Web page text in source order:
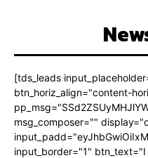
[tds_leads
btn_horiz_align="content-
msg_composer=""
input_border="1"